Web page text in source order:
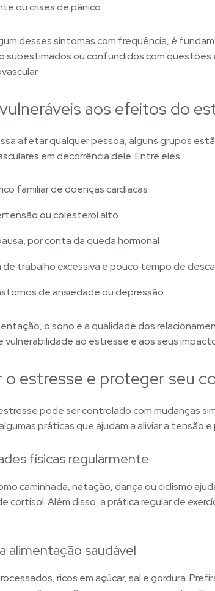
ou crises de pânico
desses sintomas com frequência, é
subestimados ou confundidos com questões
aos efeitos do
afetar qualquer pessoa, alguns grupos
em decorrência dele. Entre eles:
familiar de doenças cardíacas
ou colesterol alto
por conta da queda hormonal
de trabalho excessiva e pouco tempo de
de ansiedade ou depressão
o sono e a qualidade dos
ao estresse e aos seus
o estresse e proteger seu
pode ser controlado com mudanças
práticas que ajudam a aliviar a tensão
físicas regularmente
caminhada, natação, dança ou ciclismo
cortisol. Além disso, a prática regular de
alimentação saudável
ricos em açúcar, sal e gordura.